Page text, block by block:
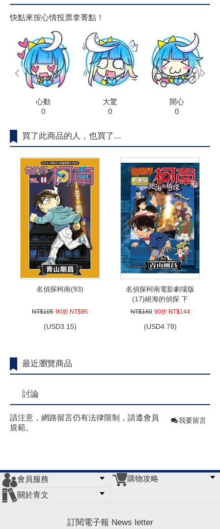
快點來按心情投票拿菁點！
心動
0
大驚
0
開心
0
prev next
買了此商品的人，也買了...
名偵探柯南(93)
NT$105 90折 NT$95
(USD3.15)
名偵探柯南電影劇場版
(17)絕海的偵探 下
NT$160 90折 NT$144
(USD4.78)
最近瀏覽商品
討論
請注意，網路留言仍有法律限制，請遵會員
規範。
我要留言
會員服務
會員辦法
客服信箱
隱私條款
網站導覽
購物攻略
關於青文
訂閱電子報 News letter